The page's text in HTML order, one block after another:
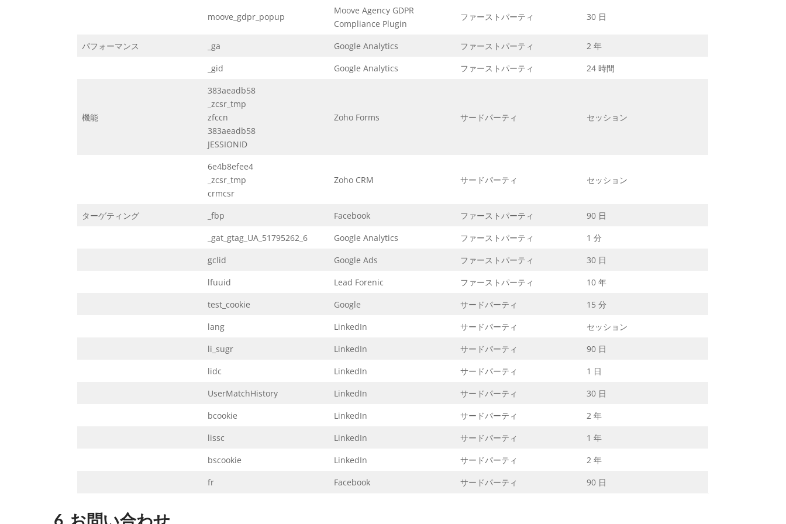
moove_gdpr_popup
Moove Agency GDPR
Compliance Plugin
ファーストパーティ 30 日
パフォーマンス _ga Google Analytics ファーストパーティ
2 年
_gid
Google Analytics ファーストパーティ 24 時間
機能
383aeadb58
_zcsr_tmp
zfccn
383aeadb58
JESSIONID
Zoho Forms サードパーティ セッション
6e4b8efee4
_zcsr_tmp
crmcsr
Zoho CRM サードパーティ セッション
ターゲティング _fbp Facebook ファーストパーティ
90 日
_gat_gtag_UA_51795262_6
Google Analytics ファーストパーティ
1 分
gclid
Google Ads ファーストパーティ
30 日
lfuuid
Lead Forenic ファーストパーティ
10 年
test_cookie
Google サードパーティ
15 分
lang
LinkedIn サードパーティ
セッション
li_sugr
LinkedIn サードパーティ
90 日
lidc
LinkedIn サードパーティ
1 日
UserMatchHistory
LinkedIn サードパーティ
30 日
bcookie
LinkedIn サードパーティ
2 年
lissc
LinkedIn サードパーティ
1 年
bscookie
LinkedIn サードパーティ
2 年
fr
Facebook サードパーティ 90 日
6. お問い合わせ